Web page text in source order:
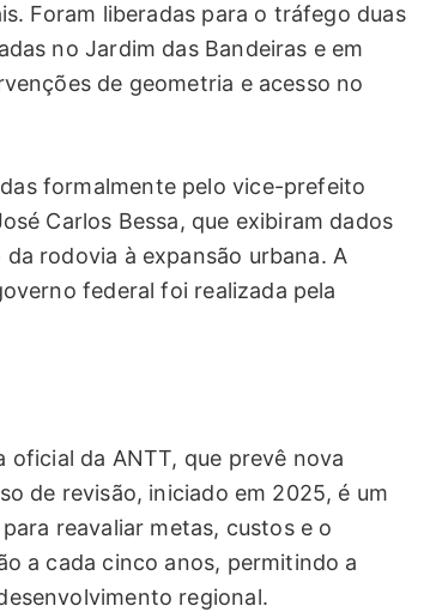
Foram liberadas para o tráfego duas
no Jardim das Bandeiras e em
de geometria e acesso no
formalmente pelo vice-prefeito
Carlos Bessa, que exibiram dados
rodovia à expansão urbana. A
federal foi realizada pela
oficial da ANTT, que prevê nova
de revisão, iniciado em 2025, é um
reavaliar metas, custos e o
a cada cinco anos, permitindo a
regional.